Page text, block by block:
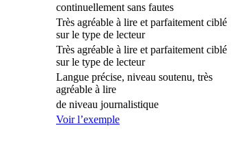
continuellement sans fautes
Très agréable à lire et parfaitement ciblé
sur le type de lecteur
Très agréable à lire et parfaitement ciblé
sur le type de lecteur
Langue précise, niveau soutenu, très
agréable à lire
de niveau journalistique
Voir l’exemple